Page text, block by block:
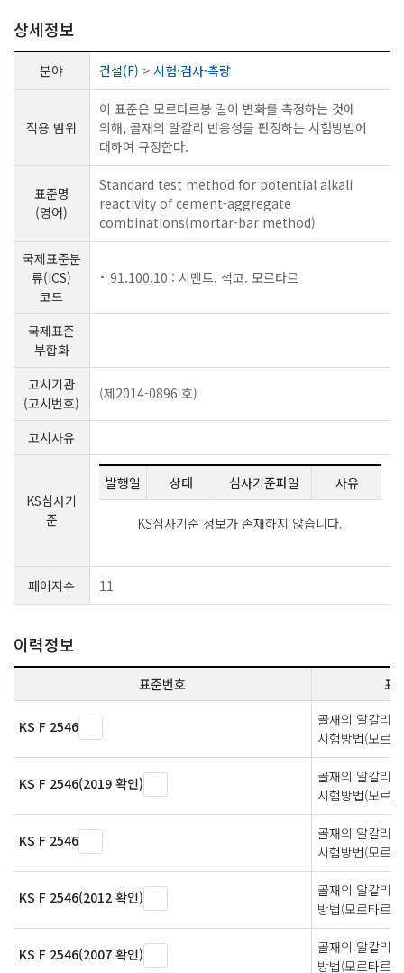
상세정보
분야 건설(F) > 시험·검사·측량
적용 범위
이 표준은 모르타르봉 길이 변화를 측정하는 것에
의해, 골재의 알칼리 반응성을 판정하는 시험방법에
대하여 규정한다.
표준명
(영어)
Standard test method for potential alkali
reactivity of cement-aggregate
combinations(mortar-bar method)
국제표준분
류(ICS)
코드
91.100.10 : 시멘트. 석고. 모르타르
국제표준
부합화
고시기관
(고시번호)
(제2014-0896 호)
고시사유
KS심사기
준
발행일 상태 심사기준파일 사유
KS심사기준 정보가 존재하지 않습니다.
페이지수 11
이력정보
표준번호 표
KS F 2546
골재의 알칼리
시험방법(모르
KS F 2546(2019 확인)
골재의 알칼리
시험방법(모르
KS F 2546
골재의 알칼리
시험방법(모르
KS F 2546(2012 확인)
골재의 알칼리
방법(모르타르
KS F 2546(2007 확인)
골재의 알칼리
방법(모르타르